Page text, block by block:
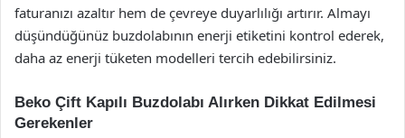
faturanızı azaltır hem de çevreye duyarlılığı artırır. Almayı
düşündüğünüz buzdolabının enerji etiketini kontrol ederek,
daha az enerji tüketen modelleri tercih edebilirsiniz.
Beko Çift Kapılı Buzdolabı Alırken Dikkat Edilmesi
Gerekenler